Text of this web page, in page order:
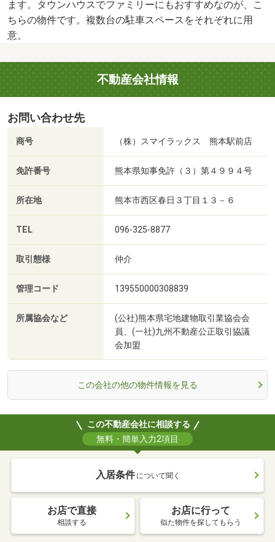
ます。タウンハウスでファミリーにもおすすめなのが、こ
ちらの物件です。複数台の駐車スペースをそれぞれに用
意。
不動産会社情報
お問い合わせ先
商号 （株）スマイラックス 熊本駅前店
免許番号 熊本県知事免許（３）第４９９４号
所在地 熊本市西区春日３丁目１３－６
TEL 096-325-8877
取引態様 仲介
管理コード 139550000308839
所属協会など
(公社)熊本県宅地建物取引業協会会
員、(一社)九州不動産公正取引協議
会加盟
この会社の他の物件情報を見る
この不動産会社に相談する
無料・簡単入力2項目
入居条件 について聞く
お店で直接
相談する
お店に行って
似た物件を探してもらう